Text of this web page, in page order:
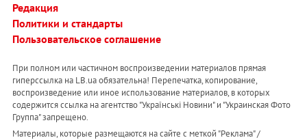
Редакция
Политики и стандарты
Пользовательское соглашение
При полном или частичном воспроизведении материалов прямая
гиперссылка на LB.ua обязательна! Перепечатка, копирование,
воспроизведение или иное использование материалов, в которых
содержится ссылка на агентство "Українськi Новини" и "Украинская Фото
Группа" запрещено.
Материалы, которые размещаются на сайте с меткой "Реклама" /